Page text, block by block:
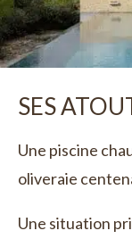
SES
Une piscine
oliveraie
Une situation